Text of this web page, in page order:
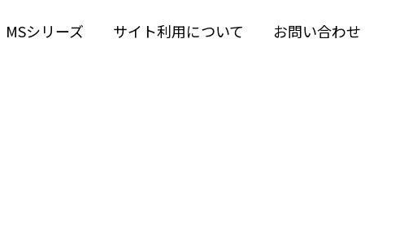
MSシリーズ サイト利用について お問い合わせ